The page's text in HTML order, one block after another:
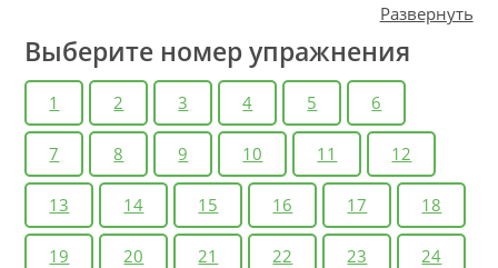
Развернуть
Выберите номер упражнения
1 2 3 4 5 6
7 8 9 10 11 12
13 14 15 16 17 18
19 20 21 22 23 24